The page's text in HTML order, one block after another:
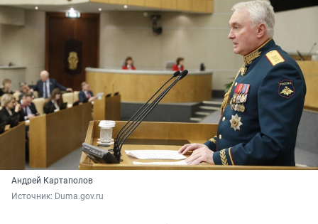
Андрей Картаполов
Источник: Duma.gov.ru